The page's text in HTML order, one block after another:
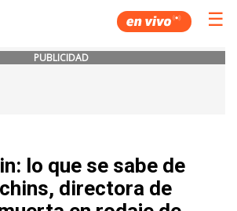
☰
PUBLICIDAD
lo que se sabe de
directora de